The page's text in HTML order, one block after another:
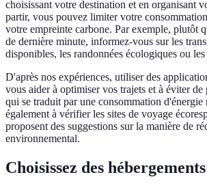
choisissant votre destination et en organisant
partir, vous pouvez limiter votre
votre empreinte carbone. Par exemple, plutôt
de dernière minute, informez-vous sur les
disponibles, les randonnées écologiques ou
D'après nos expériences, utiliser des
vous aider à optimiser vos trajets et à éviter de
qui se traduit par une consommation d'énergie
également à vérifier les sites de voyage
proposent des suggestions sur la manière de
environnemental.
Choisissez des